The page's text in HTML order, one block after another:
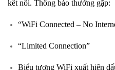
kết nối. Thông báo thường gặp:
“WiFi Connected – No
“Limited Connection”
Biểu tượng WiFi xuất hiện